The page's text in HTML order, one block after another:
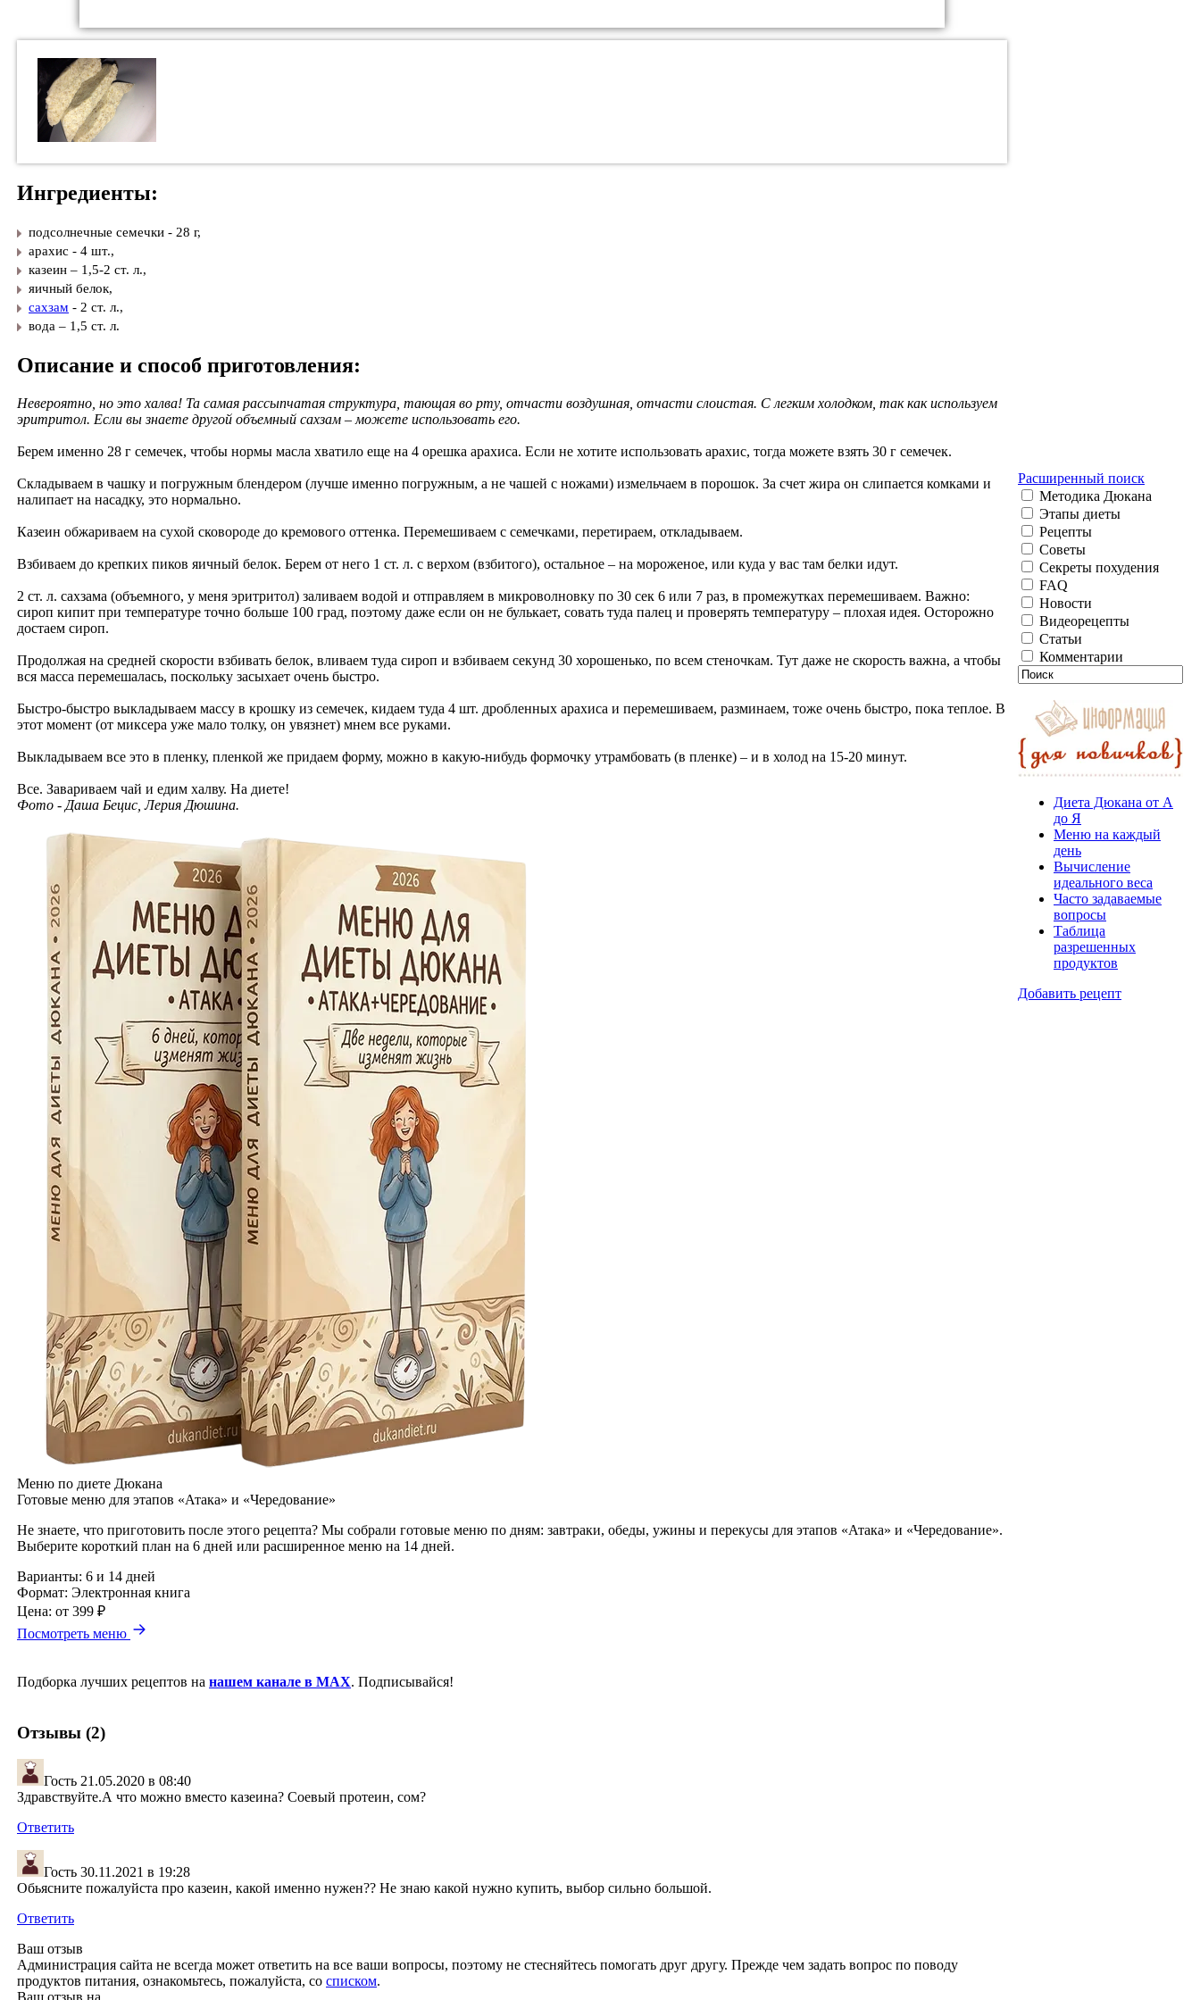
Ингредиенты:
подсолнечные семечки - 28 г,
​арахис - 4 шт.,
​казеин – 1,5-2 ст. л.,
​яичный белок,
сахзам - 2 ст. л.,
​вода – 1,5 ст. л.
Описание и способ приготовления:
Невероятно, но это халва! Та самая рассыпчатая структура, тающая во рту, отчасти воздушная, отчасти слоистая. С легким холодком, так как используем
эритритол. Если вы знаете другой объемный сахзам – можете использовать его.
Берем именно 28 г семечек, чтобы нормы масла хватило еще на 4 орешка арахиса. Если не хотите использовать арахис, тогда можете взять 30 г семечек.
Складываем в чашку и погружным блендером (лучше именно погружным, а не чашей с ножами) измельчаем в порошок. За счет жира он слипается комками и
налипает на насадку, это нормально.
Казеин обжариваем на сухой сковороде до кремового оттенка. Перемешиваем с семечками, перетираем, откладываем.
Взбиваем до крепких пиков яичный белок. Берем от него 1 ст. л. с верхом (взбитого), остальное – на мороженое, или куда у вас там белки идут.
2 ст. л. сахзама (объемного, у меня эритритол) заливаем водой и отправляем в микроволновку по 30 сек 6 или 7 раз, в промежутках перемешиваем. Важно:
сироп кипит при температуре точно больше 100 град, поэтому даже если он не булькает, совать туда палец и проверять температуру – плохая идея. Осторожно
достаем сироп.
Продолжая на средней скорости взбивать белок, вливаем туда сироп и взбиваем секунд 30 хорошенько, по всем стеночкам. Тут даже не скорость важна, а чтобы
вся масса перемешалась, поскольку засыхает очень быстро.
Быстро-быстро выкладываем массу в крошку из семечек, кидаем туда 4 шт. дробленных арахиса и перемешиваем, разминаем, тоже очень быстро, пока теплое. В
этот момент (от миксера уже мало толку, он увязнет) мнем все руками.
Выкладываем все это в пленку, пленкой же придаем форму, можно в какую-нибудь формочку утрамбовать (в пленке) – и в холод на 15-20 минут.
Все. Завариваем чай и едим халву. На диете!
Фото - Даша Бецис, Лерия Дюшина.
Меню по диете Дюкана
Готовые меню для этапов «Атака» и «Чередование»
Не знаете, что приготовить после этого рецепта? Мы собрали готовые меню по дням: завтраки, обеды, ужины и перекусы для этапов «Атака» и «Чередование».
Выберите короткий план на 6 дней или расширенное меню на 14 дней.
Варианты: 6 и 14 дней
Формат: Электронная книга
Цена: от 399 ₽
Посмотреть меню
Подборка лучших рецептов на нашем канале в MAX. Подписывайся!
Отзывы (2)
Гость 21.05.2020 в 08:40
Здравствуйте.А что можно вместо казеина? Соевый протеин, сом?
Ответить
Гость 30.11.2021 в 19:28
Обьясните пожалуйста про казеин, какой именно нужен?? Не знаю какой нужно купить, выбор сильно большой.
Ответить
Ваш отзыв
Администрация сайта не всегда может ответить на все ваши вопросы, поэтому не стесняйтесь помогать друг другу. Прежде чем задать вопрос по поводу
продуктов питания, ознакомьтесь, пожалуйста, со списком.
Расширенный поиск
Методика Дюкана
Этапы диеты
Рецепты
Советы
Секреты похудения
FAQ
Новости
Видеорецепты
Статьи
Комментарии
Диета Дюкана от А
до Я
Меню на каждый
день
Вычисление
идеального веса
Часто задаваемые
вопросы
Таблица
разрешенных
продуктов
Добавить рецепт